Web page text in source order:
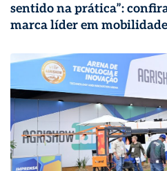
sentido na prática”:
marca líder em